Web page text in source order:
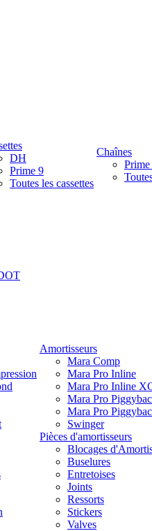
DH
Prime 9
Toutes les cassettes
Chaînes
Prime
Amortisseurs
Mara Comp
Mara Pro Inline
Mara Pro Inline
Mara Pro
Mara Pro
Swinger
Pièces d'amortisseurs
Blocages
Buselures
Entretoises
Joints
Ressorts
Stickers
Valves